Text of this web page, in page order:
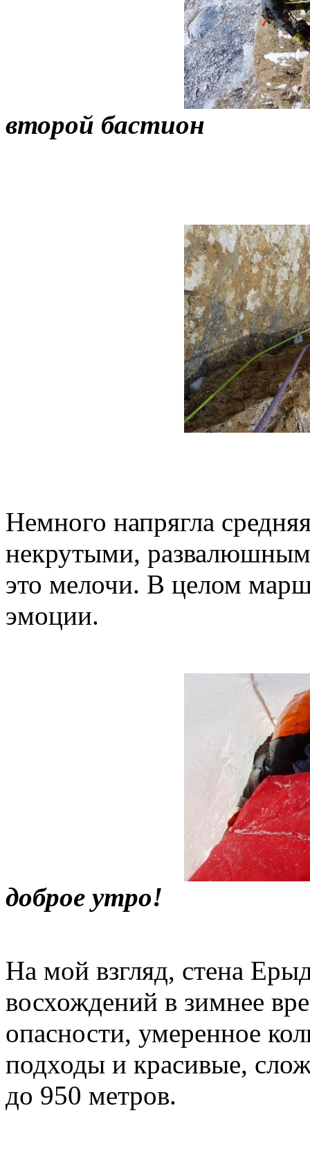
второй бастион
Немного напрягла
некрутыми,
это мелочи. В целом
эмоции.
доброе утро!
На мой взгляд, стена
восхождений в зимнее
опасности, умеренное
подходы и красивые,
до 950 метров.